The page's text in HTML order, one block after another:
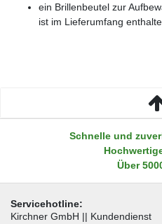
ein Brillenbeutel zur
ist im Lieferumfang
Schnelle und
Über
Servicehotline:
Kirchner GmbH || Kundendienst